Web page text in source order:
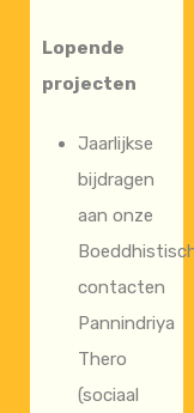
Lopende
projecten
Jaarlijkse
bijdragen
aan onze
contacten
Pannindriya
Thero
(sociaal